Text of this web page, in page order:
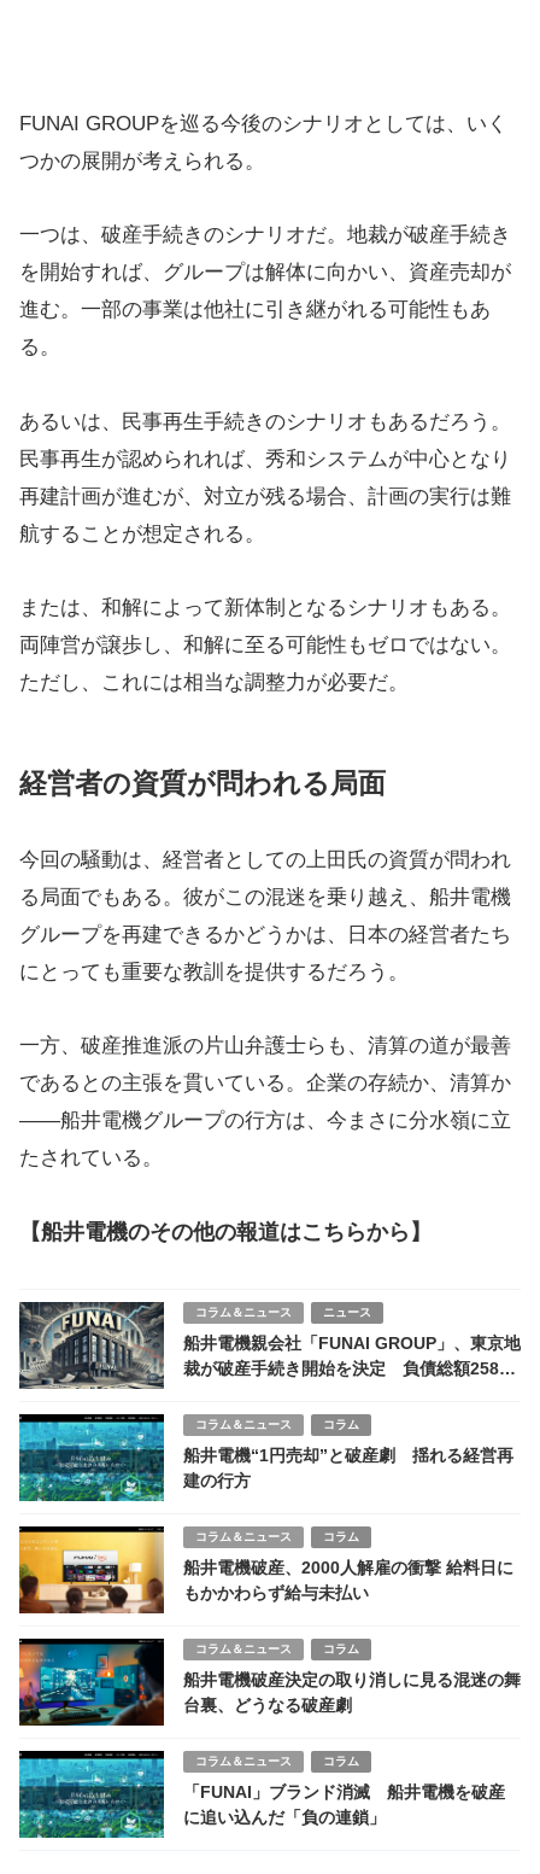
FUNAI GROUPを巡る今後のシナリオとしては、いく
つかの展開が考えられる。
一つは、破産手続きのシナリオだ。地裁が破産手続き
を開始すれば、グループは解体に向かい、資産売却が
進む。一部の事業は他社に引き継がれる可能性もあ
る。
あるいは、民事再生手続きのシナリオもあるだろう。
民事再生が認められれば、秀和システムが中心となり
再建計画が進むが、対立が残る場合、計画の実行は難
航することが想定される。
または、和解によって新体制となるシナリオもある。
両陣営が譲歩し、和解に至る可能性もゼロではない。
ただし、これには相当な調整力が必要だ。
経営者の資質が問われる局面
今回の騒動は、経営者としての上田氏の資質が問われ
る局面でもある。彼がこの混迷を乗り越え、船井電機
グループを再建できるかどうかは、日本の経営者たち
にとっても重要な教訓を提供するだろう。
一方、破産推進派の片山弁護士らも、清算の道が最善
であるとの主張を貫いている。企業の存続か、清算か
――船井電機グループの行方は、今まさに分水嶺に立
たされている。
【船井電機のその他の報道はこちらから】
コラム＆ニュース ニュース
船井電機親会社「FUNAI GROUP」、東京地
裁が破産手続き開始を決定 負債総額258億
コラム＆ニュース コラム
船井電機“1円売却”と破産劇 揺れる経営再
建の行方
コラム＆ニュース コラム
船井電機破産、2000人解雇の衝撃 給料日に
もかかわらず給与未払い
コラム＆ニュース コラム
船井電機破産決定の取り消しに見る混迷の舞
台裏、どうなる破産劇
コラム＆ニュース コラム
「FUNAI」ブランド消滅 船井電機を破産
に追い込んだ「負の連鎖」